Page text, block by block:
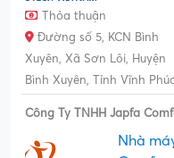
Thỏa thuận
Đường số 5, KCN Bình
Xuyên, Xã Sơn Lôi, Huyện
Bình Xuyên, Tỉnh Vĩnh Phúc
Công Ty TNHH Japfa
Nhà